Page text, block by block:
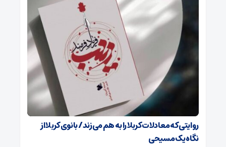
روایتی که معادلات کربلا را به هم می‌زند/ بانوی کربلا از
نگاه یک مسیحی